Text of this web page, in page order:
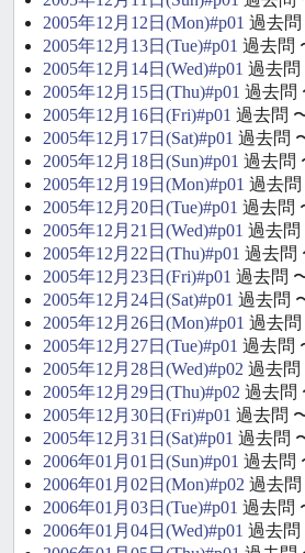
2005年12月12日(Mon)#p01 過去問
2005年12月13日(Tue)#p01 過去問
2005年12月14日(Wed)#p01 過去問
2005年12月15日(Thu)#p01 過去問
2005年12月16日(Fri)#p01 過去問
2005年12月17日(Sat)#p01 過去問
2005年12月18日(Sun)#p01 過去問
2005年12月19日(Mon)#p01 過去問
2005年12月20日(Tue)#p01 過去問
2005年12月21日(Wed)#p01 過去問
2005年12月22日(Thu)#p01 過去問
2005年12月23日(Fri)#p01 過去問
2005年12月24日(Sat)#p01 過去問
2005年12月26日(Mon)#p01 過去問
2005年12月27日(Tue)#p01 過去問
2005年12月28日(Wed)#p02 過去問
2005年12月29日(Thu)#p02 過去問
2005年12月30日(Fri)#p01 過去問
2005年12月31日(Sat)#p01 過去問
2006年01月01日(Sun)#p01 過去問
2006年01月02日(Mon)#p02 過去問
2006年01月03日(Tue)#p01 過去問
2006年01月04日(Wed)#p01 過去問